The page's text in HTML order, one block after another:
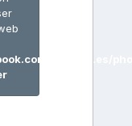
KYMCO.es/